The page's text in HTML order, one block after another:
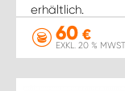
erhältlich.
60 €
EXKL. 20 %